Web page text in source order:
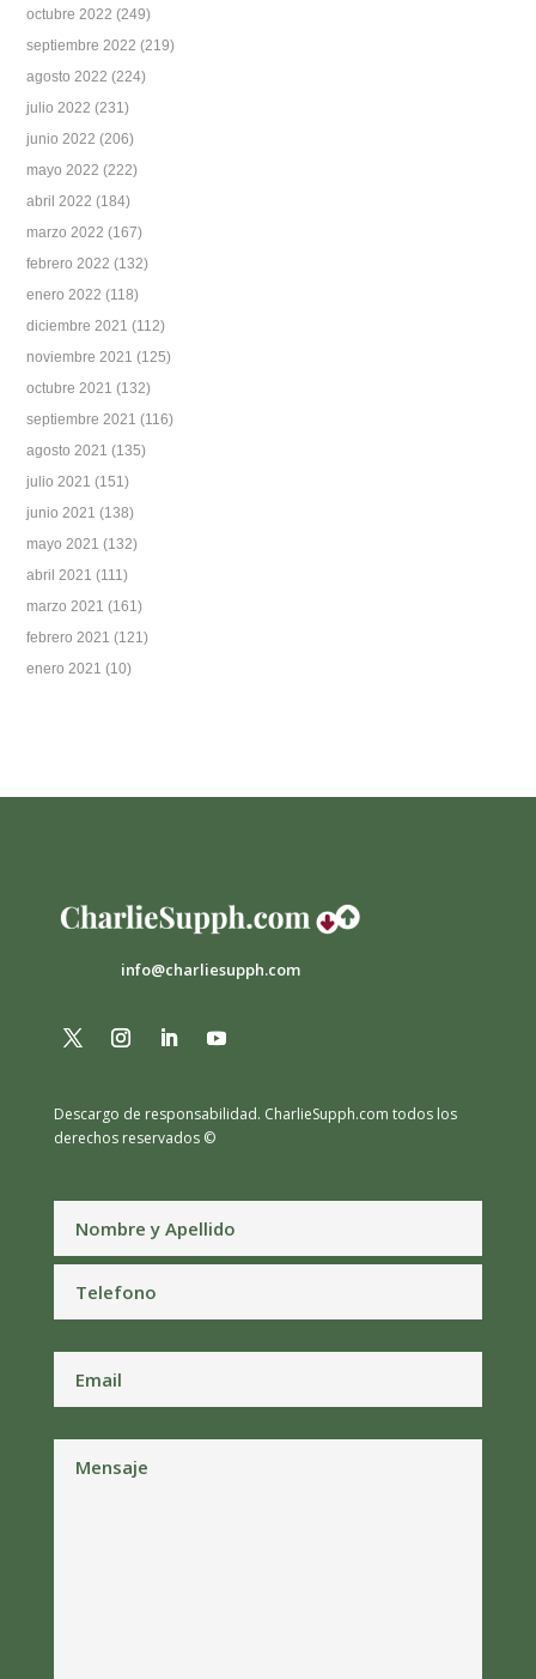
octubre 2022 (249)
septiembre 2022 (219)
agosto 2022 (224)
julio 2022 (231)
junio 2022 (206)
mayo 2022 (222)
abril 2022 (184)
marzo 2022 (167)
febrero 2022 (132)
enero 2022 (118)
diciembre 2021 (112)
noviembre 2021 (125)
octubre 2021 (132)
septiembre 2021 (116)
agosto 2021 (135)
julio 2021 (151)
junio 2021 (138)
mayo 2021 (132)
abril 2021 (111)
marzo 2021 (161)
febrero 2021 (121)
enero 2021 (10)
info@charliesupph.com
Descargo de responsabilidad. CharlieSupph.com todos los
derechos reservados ©